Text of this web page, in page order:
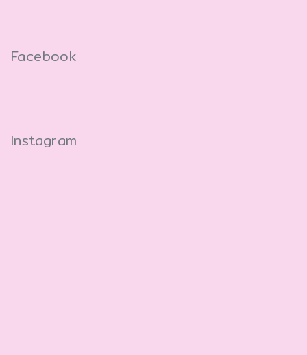
Facebook
Instagram